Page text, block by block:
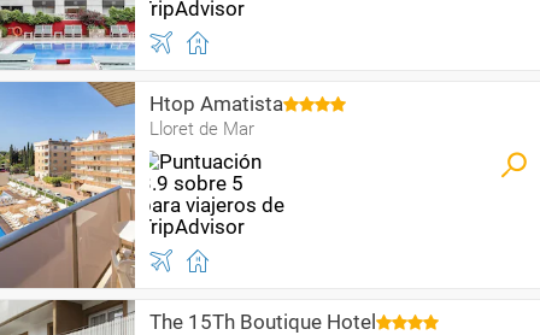
Htop Amatista
Lloret de Mar
The 15Th Boutique Hotel